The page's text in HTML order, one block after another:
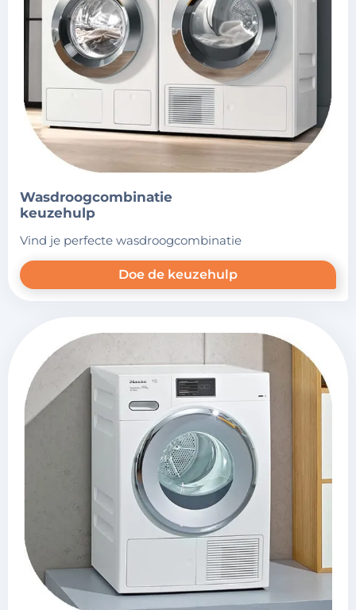
wasdroogcombinatie
keuzehulp
vind je perfecte wasdroogcombinatie
Doe de keuzehulp